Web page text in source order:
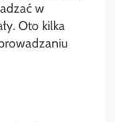
w
Oto kilka